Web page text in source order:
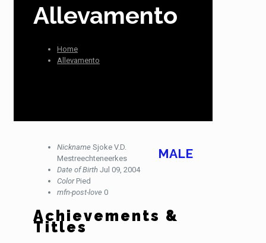
Allevamento
Home
Allevamento
MALE
Nickname Sjoke V.D.
Mestreechteneerkes
Date of Birth Jul 09, 2004
Color Pied
mfn-post-love 0
Achievements &
Titles